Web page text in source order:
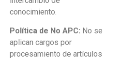
conocimiento.
Política de No APC: No se
aplican cargos por
procesamiento de artículos